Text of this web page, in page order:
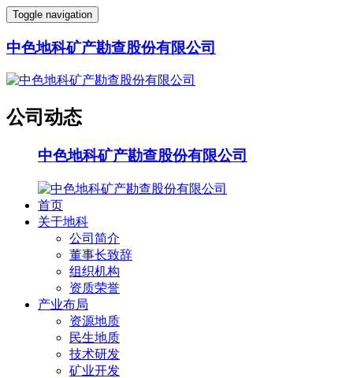
Toggle navigation
中色地科矿产勘查股份有限公司
公司动态
中色地科矿产勘查股份有限公司
首页
关于地科
公司简介
董事长致辞
组织机构
资质荣誉
产业布局
资源地质
民生地质
技术研发
矿业开发